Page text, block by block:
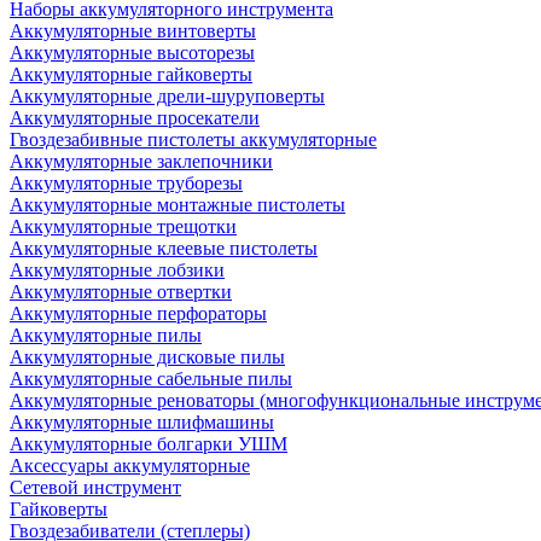
Наборы аккумуляторного инструмента
Аккумуляторные винтоверты
Аккумуляторные высоторезы
Аккумуляторные гайковерты
Аккумуляторные дрели-шуруповерты
Аккумуляторные просекатели
Гвоздезабивные пистолеты аккумуляторные
Аккумуляторные заклепочники
Аккумуляторные труборезы
Аккумуляторные монтажные пистолеты
Аккумуляторные трещотки
Аккумуляторные клеевые пистолеты
Аккумуляторные лобзики
Аккумуляторные отвертки
Аккумуляторные перфораторы
Аккумуляторные пилы
Аккумуляторные дисковые пилы
Аккумуляторные сабельные пилы
Аккумуляторные реноваторы (многофункциональные
Аккумуляторные шлифмашины
Аккумуляторные болгарки УШМ
Аксессуары аккумуляторные
Сетевой инструмент
Гайковерты
Гвоздезабиватели (степлеры)